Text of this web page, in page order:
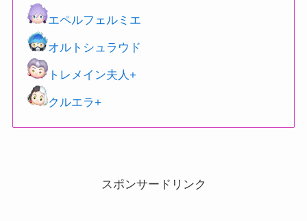
エペルフェルミエ
オルトシュラウド
トレメイン夫人+
クルエラ+
スポンサードリンク